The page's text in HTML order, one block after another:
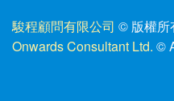
駿程顧問有限公司 © 版權所
Onwards Consultant Ltd. ©